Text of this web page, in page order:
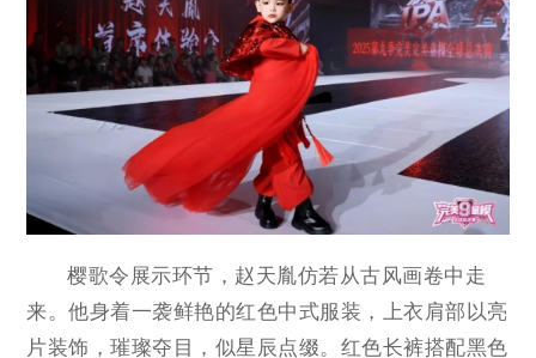
樱歌令展示环节，赵天胤仿若从古风画卷中走
来。他身着一袭鲜艳的红色中式服装，上衣肩部以亮
片装饰，璀璨夺目，似星辰点缀。红色长裤搭配黑色